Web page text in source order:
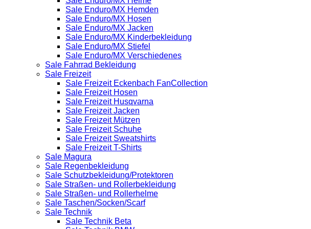
Sale Enduro/MX Hemden
Sale Enduro/MX Hosen
Sale Enduro/MX Jacken
Sale Enduro/MX Kinderbekleidung
Sale Enduro/MX Stiefel
Sale Enduro/MX Verschiedenes
Sale Fahrrad Bekleidung
Sale Freizeit
Sale Freizeit Eckenbach FanCollection
Sale Freizeit Hosen
Sale Freizeit Husqvarna
Sale Freizeit Jacken
Sale Freizeit Mützen
Sale Freizeit Schuhe
Sale Freizeit Sweatshirts
Sale Freizeit T-Shirts
Sale Magura
Sale Regenbekleidung
Sale Schutzbekleidung/Protektoren
Sale Straßen- und Rollerbekleidung
Sale Straßen- und Rollerhelme
Sale Taschen/Socken/Scarf
Sale Technik
Sale Technik Beta